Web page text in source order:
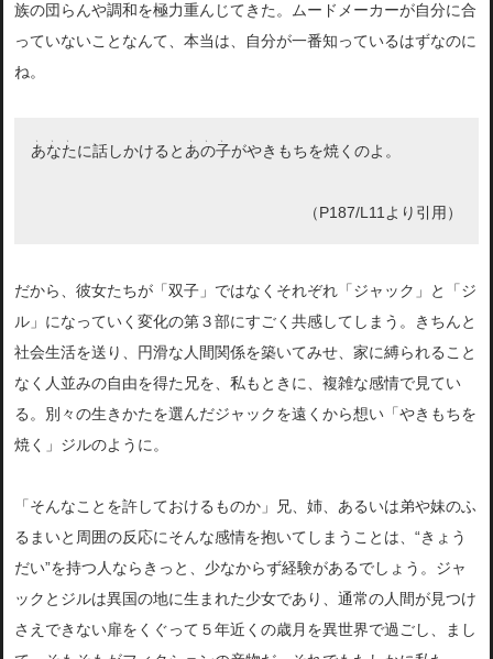
族の団らんや調和を極力重んじてきた。ムードメーカーが自分に合
っていないことなんて、本当は、自分が一番知っているはずなのに
ね。
あなたに話しかけると あの子がやきもちを焼くのよ。
（P187/L11より引用）
だから、彼女たちが「双子」ではなくそれぞれ「ジャック」と「ジ
ル」になっていく変化の第３部にすごく共感してしまう。きちんと
社会生活を送り、円滑な人間関係を築いてみせ、家に縛られること
なく人並みの自由を得た兄を、私もときに、複雑な感情で見てい
る。別々の生きかたを選んだジャックを遠くから想い「やきもちを
焼く」ジルのように。
「そんなことを許しておけるものか」兄、姉、あるいは弟や妹のふ
るまいと周囲の反応にそんな感情を抱いてしまうことは、“きょう
だい”を持つ人ならきっと、少なからず経験があるでしょう。ジャ
ックとジルは異国の地に生まれた少女であり、通常の人間が見つけ
さえできない扉をくぐって５年近くの歳月を異世界で過ごし、まし